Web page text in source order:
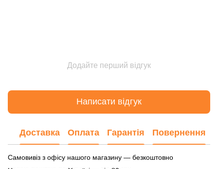
Додайте перший відгук
Написати відгук
Доставка Оплата Гарантія Повернення
Самовивіз з офісу нашого магазину — безкоштовно